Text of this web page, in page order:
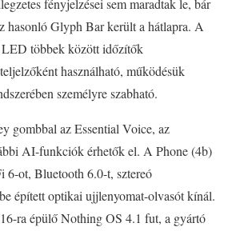
fényjelzései sem maradtak le, bár
hasonló Glyph Bar került a hátlapra. A
LED többek között időzítők
használható, működésük
személyre szabható.
gombbal az Essential Voice, az
AI-funkciók érhetők el. A Phone (4b)
6-ot, Bluetooth 6.0-t, sztereó
épített optikai ujjlenyomat-olvasót kínál.
ra épülő Nothing OS 4.1 fut, a gyártó